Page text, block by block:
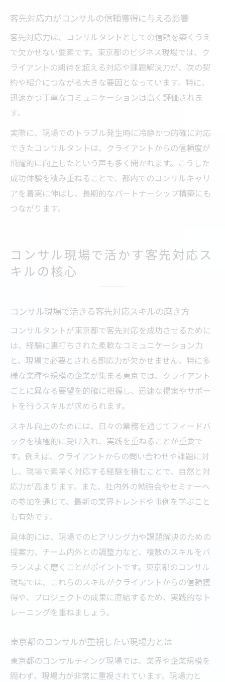
客先対応力がコンサルの信頼獲得に与える影響
客先対応力は、コンサルタントとしての信頼を築くうえ
で欠かせない要素です。東京都のビジネス現場では、ク
ライアントの期待を超える対応や課題解決力が、次の契
約や紹介につながる大きな要因となっています。特に、
迅速かつ丁寧なコミュニケーションは高く評価されま
す。
実際に、現場でのトラブル発生時に冷静かつ的確に対応
できたコンサルタントは、クライアントからの信頼度が
飛躍的に向上したという声も多く聞かれます。こうした
成功体験を積み重ねることで、都内でのコンサルキャリ
アを着実に伸ばし、長期的なパートナーシップ構築にも
つながります。
コンサル現場で活かす客先対応ス
キルの核心
コンサル現場で活きる客先対応スキルの磨き方
コンサルタントが東京都で客先対応を成功させるために
は、経験に裏打ちされた柔軟なコミュニケーション力
と、現場で必要とされる即応力が欠かせません。特に多
様な業種や規模の企業が集まる東京では、クライアント
ごとに異なる要望を的確に把握し、迅速な提案やサポー
トを行うスキルが求められます。
スキル向上のためには、日々の業務を通じてフィードバ
ックを積極的に受け入れ、実践を重ねることが重要で
す。例えば、クライアントからの問い合わせや課題に対
し、現場で素早く対応する経験を積むことで、自然と対
応力が高まります。また、社内外の勉強会やセミナーへ
の参加を通じて、最新の業界トレンドや事例を学ぶこと
も有効です。
具体的には、現場でのヒアリング力や課題解決のための
提案力、チーム内外との調整力など、複数のスキルをバ
ランスよく磨くことがポイントです。東京都のコンサル
現場では、これらのスキルがクライアントからの信頼獲
得や、プロジェクトの成果に直結するため、実践的なト
レーニングを重ねましょう。
東京都のコンサルが重視したい現場力とは
東京都のコンサルティング現場では、業界や企業規模を
問わず、現場力が非常に重視されています。現場力と